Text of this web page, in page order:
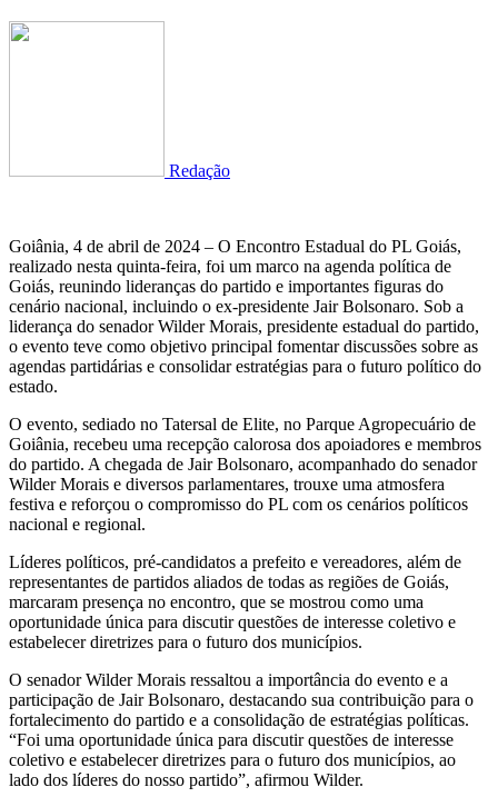
Redação
Goiânia, 4 de abril de 2024 – O Encontro Estadual do PL Goiás,
realizado nesta quinta-feira, foi um marco na agenda política de
Goiás, reunindo lideranças do partido e importantes figuras do
cenário nacional, incluindo o ex-presidente Jair Bolsonaro. Sob a
liderança do senador Wilder Morais, presidente estadual do partido,
o evento teve como objetivo principal fomentar discussões sobre as
agendas partidárias e consolidar estratégias para o futuro político do
estado.
O evento, sediado no Tatersal de Elite, no Parque Agropecuário de
Goiânia, recebeu uma recepção calorosa dos apoiadores e membros
do partido. A chegada de Jair Bolsonaro, acompanhado do senador
Wilder Morais e diversos parlamentares, trouxe uma atmosfera
festiva e reforçou o compromisso do PL com os cenários políticos
nacional e regional.
Líderes políticos, pré-candidatos a prefeito e vereadores, além de
representantes de partidos aliados de todas as regiões de Goiás,
marcaram presença no encontro, que se mostrou como uma
oportunidade única para discutir questões de interesse coletivo e
estabelecer diretrizes para o futuro dos municípios.
O senador Wilder Morais ressaltou a importância do evento e a
participação de Jair Bolsonaro, destacando sua contribuição para o
fortalecimento do partido e a consolidação de estratégias políticas.
“Foi uma oportunidade única para discutir questões de interesse
coletivo e estabelecer diretrizes para o futuro dos municípios, ao
lado dos líderes do nosso partido”, afirmou Wilder.